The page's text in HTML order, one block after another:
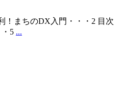
！まちのDX入門・・・2 目次
5 ...